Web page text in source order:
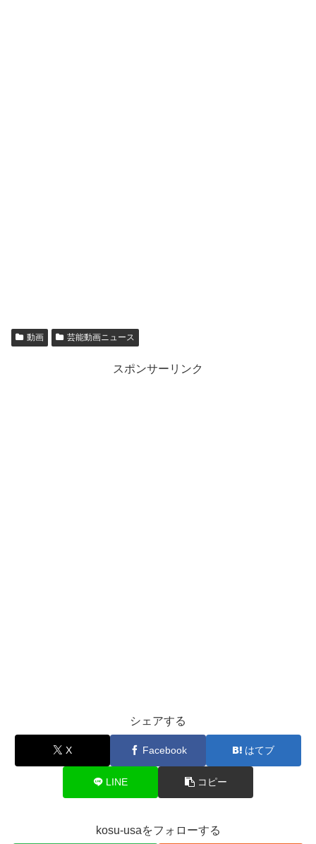
動画 芸能動画ニュース
スポンサーリンク
シェアする
X Facebook はてブ
LINE コピー
kosu-usaをフォローする